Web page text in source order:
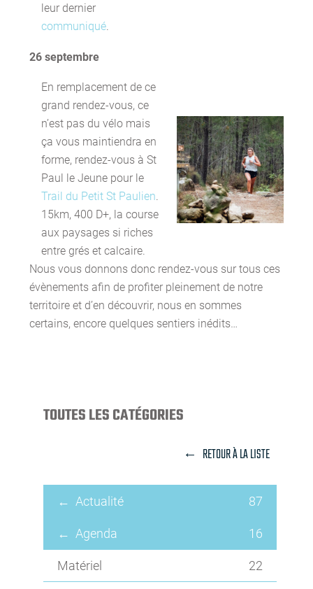
leur dernier
communiqué
26 septembre
En remplacement de ce
grand rendez-vous, ce
n’est pas du vélo mais
ça vous maintiendra en
forme, rendez-vous à St
Paul le Jeune pour le
Trail du Petit St Paulien.
15km, 400 D+, la course
aux paysages si riches
entre grés et calcaire.
Nous vous donnons donc rendez-vous sur tous ces
évènements afin de profiter pleinement de notre
territoire et d’en découvrir, nous en sommes
certains, encore quelques sentiers inédits…
TOUTES LES CATÉGORIES
RETOUR À LA LISTE
Actualité 87
Agenda 16
Matériel 22